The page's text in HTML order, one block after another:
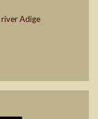
Adige